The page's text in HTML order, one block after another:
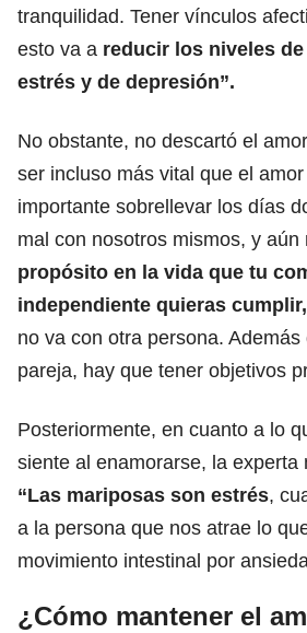
tranquilidad. Tener vínculos
esto va a reducir los niveles
estrés y de depresión”.
No obstante, no descartó el
ser incluso más vital que el
importante sobrellevar los días
mal con nosotros mismos, y aún
propósito en la vida que tu
independiente quieras cumplir,
no va con otra persona.
pareja, hay que tener objetivos
Posteriormente, en cuanto a lo
siente al enamorarse, la experta
“Las mariposas son estrés,
a la persona que nos atrae lo
movimiento intestinal por
¿Cómo mantener el